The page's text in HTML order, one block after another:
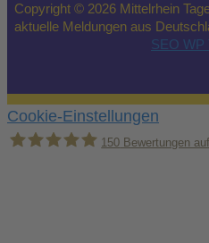
Copyright © 2026 Mittelrhein
aktuelle Meldungen aus
SEO WP
Cookie-Einstellungen
150 Bewertungen